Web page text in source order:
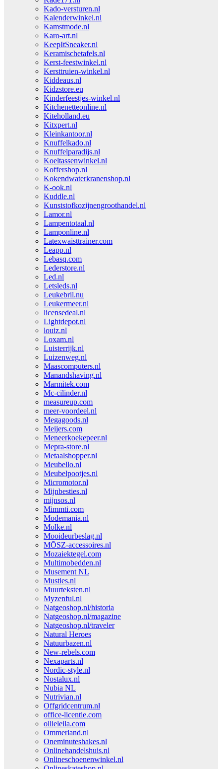
Kado-versturen.nl
Kalenderwinkel.nl
Kamstmode.nl
Karo-art.nl
KeepItSneaker.nl
Keramischetafels.nl
Kerst-feestwinkel.nl
Kersttruien-winkel.nl
Kiddeaus.nl
Kidzstore.eu
Kinderfeestjes-winkel.nl
Kitchenetteonline.nl
Kiteholland.eu
Kitxpert.nl
Kleinkantoor.nl
Knuffelkado.nl
Knuffelparadijs.nl
Koeltassenwinkel.nl
Koffershop.nl
Kokendwaterkranenshop.nl
K-ook.nl
Kuddle.nl
Kunststofkozijnengroothandel.nl
Lamor.nl
Lampentotaal.nl
Lamponline.nl
Latexwaisttrainer.com
Leapp.nl
Lebasq.com
Lederstore.nl
Led.nl
Letsleds.nl
Leukebril.nu
Leukermeer.nl
licensedeal.nl
Lightdepot.nl
louiz.nl
Loxam.nl
Luisterrijk.nl
Luizenweg.nl
Maascomputers.nl
Manandshaving.nl
Marmitek.com
Mc-cilinder.nl
measureup.com
meer-voordeel.nl
Megagoods.nl
Meijers.com
Meneerkoekepeer.nl
Mepra-store.nl
Metaalshopper.nl
Meubello.nl
Meubelpootjes.nl
Micromotor.nl
Mijnbesties.nl
mijnsos.nl
Mimmti.com
Modemania.nl
Molke.nl
Mooideurbeslag.nl
MŌSZ-accessoires.nl
Mozaiektegel.com
Multimobedden.nl
Musement NL
Musties.nl
Muurteksten.nl
Myzenful.nl
Natgeoshop.nl/historia
Natgeoshop.nl/magazine
Natgeoshop.nl/traveler
Natural Heroes
Natuurbazen.nl
New-rebels.com
Nexaparts.nl
Nordic-style.nl
Nostalux.nl
Nubia NL
Nutrivian.nl
Offgridcentrum.nl
office-licentie.com
ollieleila.com
Ommerland.nl
Oneminuteshakes.nl
Onlinehandelshuis.nl
Onlineschoenenwinkel.nl